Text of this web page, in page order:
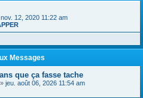
12, 2020 11:22 am
Messages
que ça fasse tache
» jeu. août 06, 2026 11:54 am